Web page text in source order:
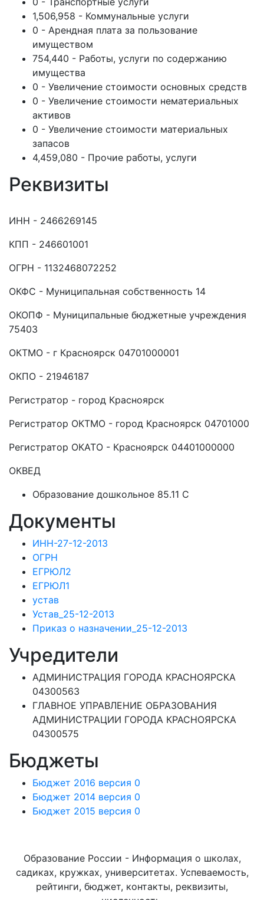
1,506,958 - Коммунальные услуги
0 - Арендная плата за пользование
имуществом
754,440 - Работы, услуги по содержанию
имущества
0 - Увеличение стоимости основных средств
0 - Увеличение стоимости нематериальных
активов
0 - Увеличение стоимости материальных
запасов
4,459,080 - Прочие работы, услуги
Реквизиты
ИНН - 2466269145
КПП - 246601001
ОГРН - 1132468072252
ОКФС - Муниципальная собственность 14
ОКОПФ - Муниципальные бюджетные учреждения
75403
ОКТМО - г Красноярск 04701000001
ОКПО - 21946187
Регистратор - город Красноярск
Регистратор ОКТМО - город Красноярск 04701000
Регистратор ОКАТО - Красноярск 04401000000
ОКВЕД
Образование дошкольное 85.11 C
Документы
ИНН-27-12-2013
ОГРН
ЕГРЮЛ2
ЕГРЮЛ1
устав
Устав_25-12-2013
Приказ о назначении_25-12-2013
Учредители
АДМИНИСТРАЦИЯ ГОРОДА КРАСНОЯРСКА
04300563
ГЛАВНОЕ УПРАВЛЕНИЕ ОБРАЗОВАНИЯ
АДМИНИСТРАЦИИ ГОРОДА КРАСНОЯРСКА
04300575
Бюджеты
Бюджет 2016 версия 0
Бюджет 2014 версия 0
Бюджет 2015 версия 0
Образование России - Информация о школах,
садиках, кружках, университетах. Успеваемость,
рейтинги, бюджет, контакты, реквизиты,